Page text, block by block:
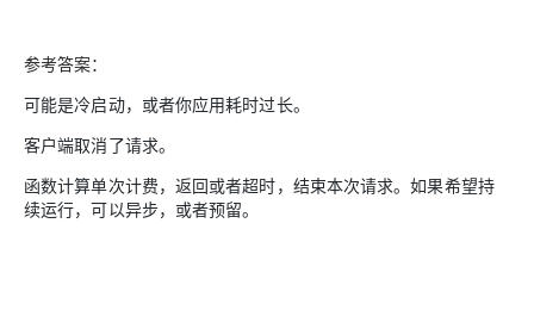
参考答案：
可能是冷启动，或者你应用耗时过长。
客户端取消了请求。
函数计算单次计费，返回或者超时，结束本次请求。如果希望持
续运行，可以异步，或者预留。